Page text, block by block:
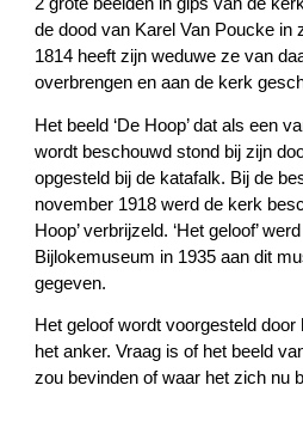
2 grote beelden in gips van de
de dood van Karel Van Poucke in
1814 heeft zijn weduwe ze van
overbrengen en aan de kerk
Het beeld ‘De Hoop’ dat als een
wordt beschouwd stond bij zijn
opgesteld bij de katafalk. Bij de
november 1918 werd de kerk
Hoop’ verbrijzeld. ‘Het geloof’
Bijlokemuseum in 1935 aan dit
gegeven.
Het geloof wordt voorgesteld
het anker. Vraag is of het beeld
zou bevinden of waar het zich nu